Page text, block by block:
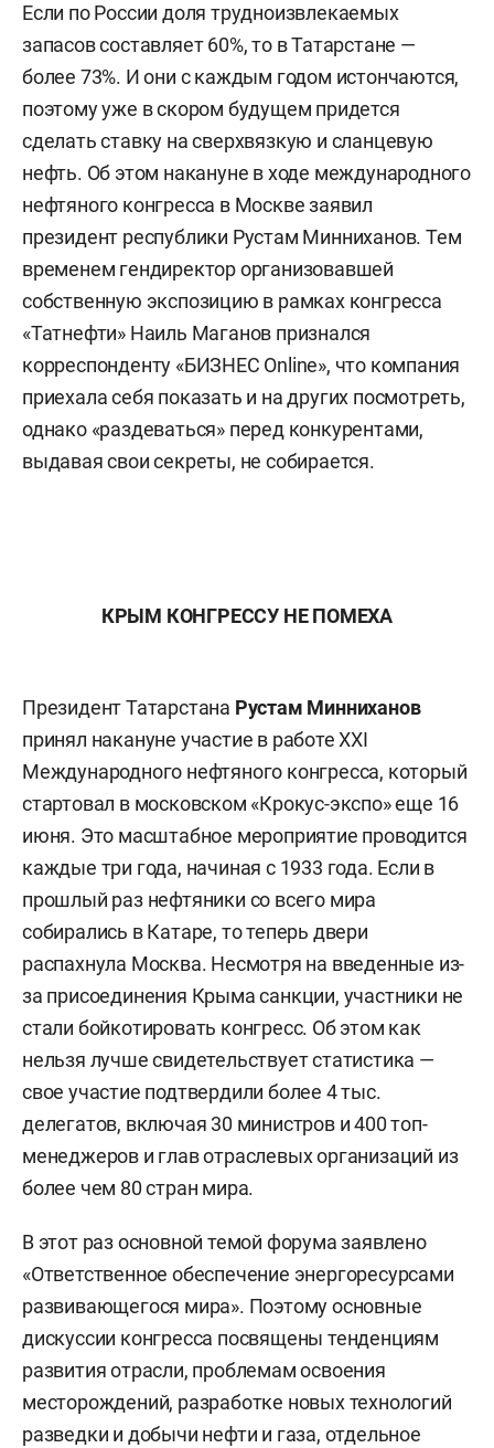
Если по России доля трудноизвлекаемых
запасов составляет 60%, то в Татарстане —
более 73%. И они с каждым годом истончаются,
поэтому уже в скором будущем придется
сделать ставку на сверхвязкую и сланцевую
нефть. Об этом накануне в ходе международного
нефтяного конгресса в Москве заявил
президент республики Рустам Минниханов. Тем
временем гендиректор организовавшей
собственную экспозицию в рамках конгресса
«Татнефти» Наиль Маганов признался
корреспонденту «БИЗНЕС Online», что компания
приехала себя показать и на других посмотреть,
однако «раздеваться» перед конкурентами,
выдавая свои секреты, не собирается.
КРЫМ КОНГРЕССУ НЕ ПОМЕХА
Президент Татарстана Рустам Минниханов
принял накануне участие в работе ХХІ
Международного нефтяного конгресса, который
стартовал в московском «Крокус-экспо» еще 16
июня. Это масштабное мероприятие проводится
каждые три года, начиная с 1933 года. Если в
прошлый раз нефтяники со всего мира
собирались в Катаре, то теперь двери
распахнула Москва. Несмотря на введенные из-
за присоединения Крыма санкции, участники не
стали бойкотировать конгресс. Об этом как
нельзя лучше свидетельствует статистика —
свое участие подтвердили более 4 тыс.
делегатов, включая 30 министров и 400 топ-
менеджеров и глав отраслевых организаций из
более чем 80 стран мира.
В этот раз основной темой форума заявлено
«Ответственное обеспечение энергоресурсами
развивающегося мира». Поэтому основные
дискуссии конгресса посвящены тенденциям
развития отрасли, проблемам освоения
месторождений, разработке новых технологий
разведки и добычи нефти и газа, отдельное